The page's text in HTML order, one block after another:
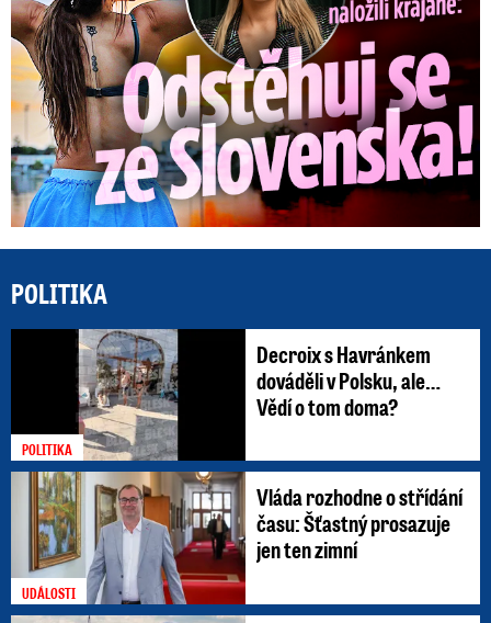
POLITIKA
POLITIKA
Decroix s Havránkem
dováděli v Polsku, ale…
Vědí o tom doma?
UDÁLOSTI
Vláda rozhodne o střídání
času: Šťastný prosazuje
jen ten zimní